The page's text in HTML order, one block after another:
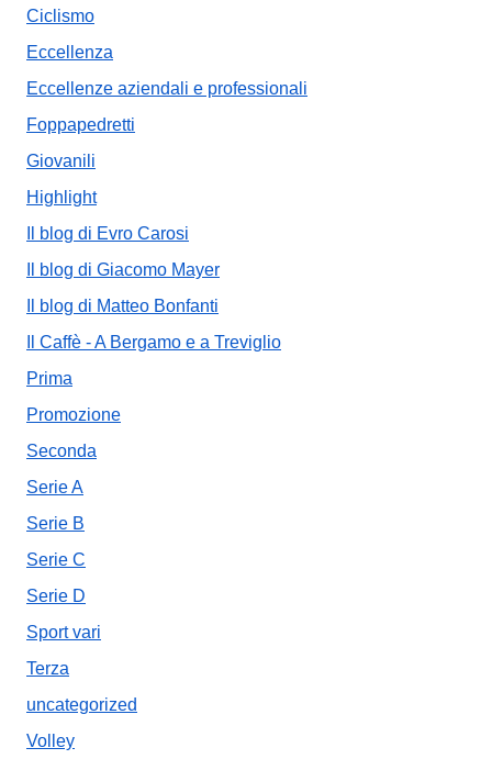
Ciclismo
Eccellenza
Eccellenze aziendali e professionali
Foppapedretti
Giovanili
Highlight
Il blog di Evro Carosi
Il blog di Giacomo Mayer
Il blog di Matteo Bonfanti
Il Caffè - A Bergamo e a Treviglio
Prima
Promozione
Seconda
Serie A
Serie B
Serie C
Serie D
Sport vari
Terza
uncategorized
Volley